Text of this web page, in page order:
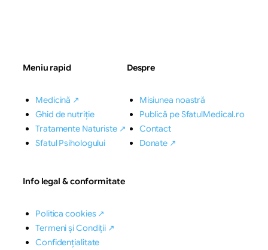
Meniu rapid
Medicină ↗
Ghid de nutriție
Tratamente Naturiste ↗
Sfatul Psihologului
Despre
Misiunea noastră
Publică pe SfatulMedical.ro
Contact
Donate ↗
Info legal & conformitate
Politica cookies ↗
Termeni și Condiții ↗
Confidențialitate